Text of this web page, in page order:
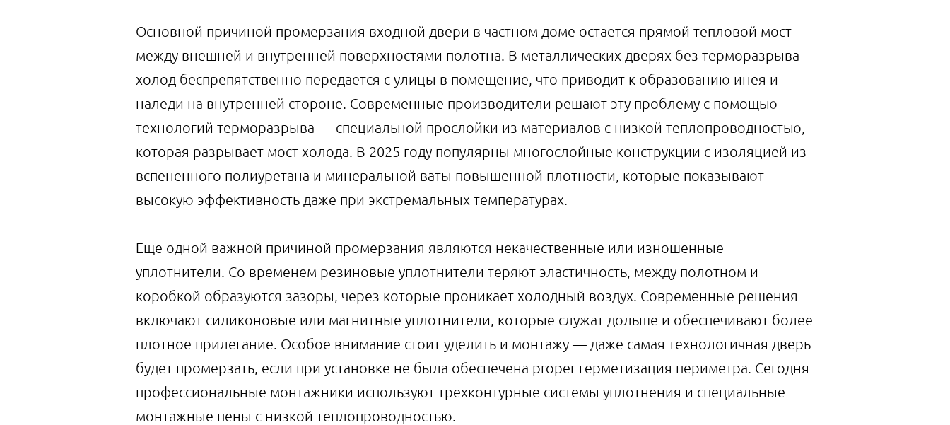
Основной причиной промерзания входной двери в частном доме остается прямой тепловой мост
между внешней и внутренней поверхностями полотна. В металлических дверях без терморазрыва
холод беспрепятственно передается с улицы в помещение, что приводит к образованию инея и
наледи на внутренней стороне. Современные производители решают эту проблему с помощью
технологий терморазрыва — специальной прослойки из материалов с низкой теплопроводностью,
которая разрывает мост холода. В 2025 году популярны многослойные конструкции с изоляцией из
вспененного полиуретана и минеральной ваты повышенной плотности, которые показывают
высокую эффективность даже при экстремальных температурах.
Еще одной важной причиной промерзания являются некачественные или изношенные
уплотнители. Со временем резиновые уплотнители теряют эластичность, между полотном и
коробкой образуются зазоры, через которые проникает холодный воздух. Современные решения
включают силиконовые или магнитные уплотнители, которые служат дольше и обеспечивают более
плотное прилегание. Особое внимание стоит уделить и монтажу — даже самая технологичная дверь
будет промерзать, если при установке не была обеспечена proper герметизация периметра. Сегодня
профессиональные монтажники используют трехконтурные системы уплотнения и специальные
монтажные пены с низкой теплопроводностью.